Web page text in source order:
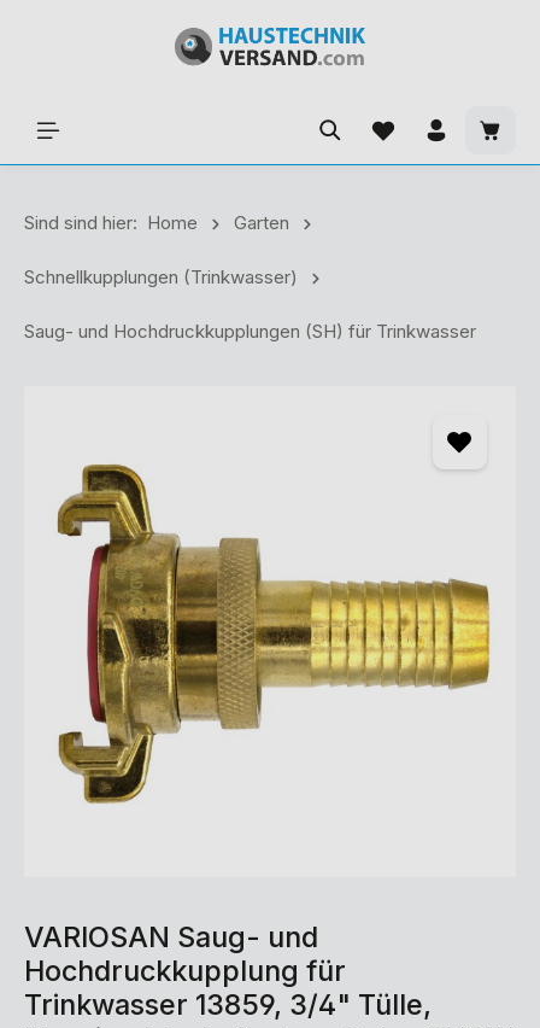
Sind sind hier: Home Garten
Schnellkupplungen (Trinkwasser)
Saug- und Hochdruckkupplungen (SH) für Trinkwasser
VARIOSAN Saug- und
Hochdruckkupplung für
Trinkwasser 13859, 3/4" Tülle,